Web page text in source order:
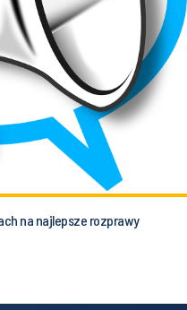
na najlepsze rozprawy